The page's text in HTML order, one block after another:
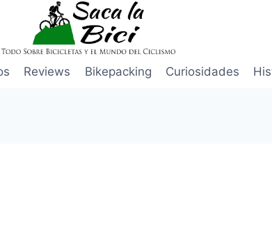
Reviews Bikepacking Curiosidades